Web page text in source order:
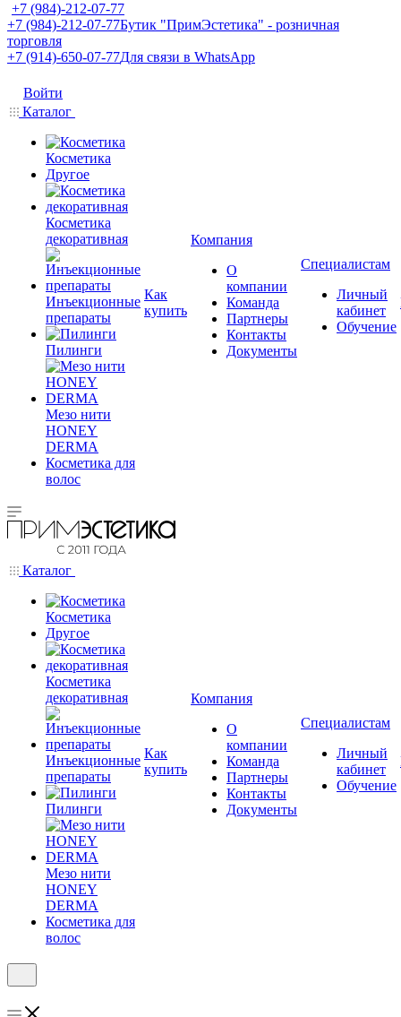
+7 (984)-212-07-77
+7 (984)-212-07-77Бутик "ПримЭстетика" - розничная
торговля
+7 (914)-650-07-77Для связи в WhatsApp
Войти
Каталог
Косметика
Другое
Косметика
декоративная
Инъекционные
препараты
Пилинги
Мезо нити
HONEY
DERMA
Косметика для
волос
Как
купить
Компания
О
компании
Команда
Партнеры
Контакты
Документы
Специалистам
Личный
кабинет
Обучение
Каталог
Косметика
Другое
Косметика
декоративная
Инъекционные
препараты
Пилинги
Мезо нити
HONEY
DERMA
Косметика для
волос
Как
купить
Компания
О
компании
Команда
Партнеры
Контакты
Документы
Специалистам
Личный
кабинет
Обучение